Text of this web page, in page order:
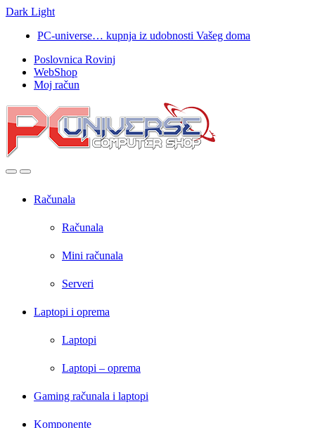
Dark Light
navigation
content
PC-universe… kupnja iz udobnosti Vašeg doma
Poslovnica Rovinj
WebShop
Moj račun
OpenClose
Računala
Računala
Mini računala
Serveri
Laptopi i oprema
Laptopi
Laptopi – oprema
Gaming računala i laptopi
Komponente